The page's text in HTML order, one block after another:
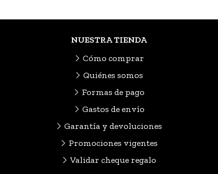
NUESTRA TIENDA
Cómo comprar
Quiénes somos
Formas de pago
Gastos de envío
Garantía y devoluciones
Promociones vigentes
Validar cheque regalo